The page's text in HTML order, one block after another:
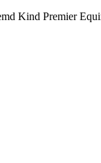
Kind Premier